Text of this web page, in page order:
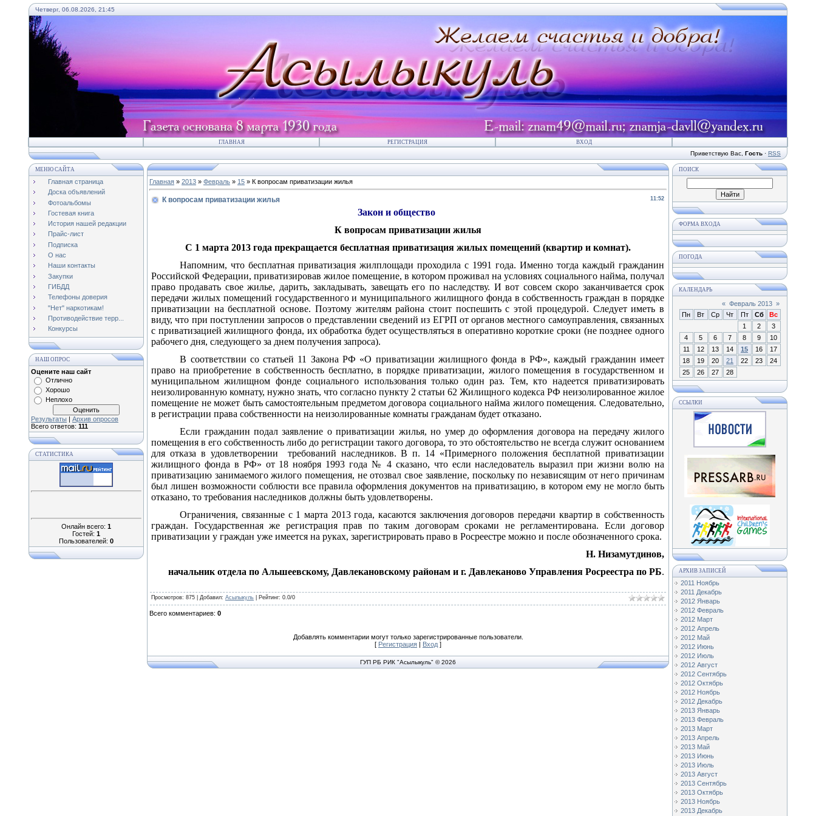
Четверг, 06.08.2026, 21:45
ГЛАВНАЯ РЕГИСТРАЦИЯ ВХОД
Приветствую Вас Гость · RSS
МЕНЮ САЙТА
Главная страница
Доска объявлений
Фотоальбомы
Гостевая книга
История нашей редакции
Прайс-лист
Подписка
О нас
Наши контакты
Закупки
ГИБДД
Телефоны доверия
"Нет" наркотикам!
Противодействие терр...
Конкурсы
НАШ ОПРОС
Оцените наш сайт
Отлично
Хорошо
Неплохо
Результаты | Архив опросов
Всего ответов: 111
СТАТИСТИКА
Онлайн всего: 1
Гостей: 1
Пользователей: 0
Главная » 2013 » Февраль » 15 » К вопросам приватизации жилья
11:52
К вопросам приватизации жилья
Закон и общество
К вопросам приватизации жилья
С 1 марта 2013 года прекращается бесплатная приватизация жилых помещений (квартир и комнат).
Напомним, что бесплатная приватизация жилплощади проходила с 1991 года. Именно тогда каждый гражданин
Российской Федерации, приватизировав жилое помещение, в котором проживал на условиях социального найма, получал
право продавать свое жилье, дарить, закладывать, завещать его по наследству. И вот совсем скоро заканчивается срок
передачи жилых помещений государственного и муниципального жилищного фонда в собственность граждан в порядке
приватизации на бесплатной основе. Поэтому жителям района стоит поспешить с этой процедурой. Следует иметь в
виду, что при поступлении запросов о представлении сведений из ЕГРП от органов местного самоуправления, связанных
с приватизацией жилищного фонда, их обработка будет осуществляться в оперативно короткие сроки (не позднее одного
рабочего дня, следующего за днем получения запроса).
В соответствии со статьей 11 Закона РФ «О приватизации жилищного фонда в РФ», каждый гражданин имеет
право на приобретение в собственность бесплатно, в порядке приватизации, жилого помещения в государственном и
муниципальном жилищном фонде социального использования только один раз. Тем, кто надеется приватизировать
неизолированную комнату, нужно знать, что согласно пункту 2 статьи 62 Жилищного кодекса РФ неизолированное жилое
помещение не может быть самостоятельным предметом договора социального найма жилого помещения. Следовательно,
в регистрации права собственности на неизолированные комнаты гражданам будет отказано.
Если гражданин подал заявление о приватизации жилья, но умер до оформления договора на передачу жилого
помещения в его собственность либо до регистрации такого договора, то это обстоятельство не всегда служит основанием
для отказа в удовлетворении
требований наследников. В п. 14 «Примерного положения бесплатной приватизации
жилищного фонда в РФ» от 18 ноября 1993 года № 4 сказано, что если наследователь выразил при жизни волю на
приватизацию занимаемого жилого помещения, не отозвал свое заявление, поскольку по независящим от него причинам
был лишен возможности соблюсти все правила оформления документов на приватизацию, в котором ему не могло быть
отказано, то требования наследников должны быть удовлетворены.
Ограничения, связанные с 1 марта 2013 года, касаются заключения договоров передачи квартир в собственность
граждан. Государственная же регистрация прав по таким договорам сроками не регламентирована. Если договор
приватизации у граждан уже имеется на руках, зарегистрировать право в Росреестре можно и после обозначенного срока.
Н. Низамутдинов,
начальник отдела по Альшеевскому, Давлекановскому районам и г. Давлеканово Управления Росреестра по РБ.
Просмотров: 875 | Добавил: Асылыкуль Рейтинг: 0.0/0
Всего комментариев: 0
Добавлять комментарии могут только зарегистрированные пользователи.
[ Регистрация | Вход ]
ГУП РБ РИК "Асылыкуль" © 2026
ПОИСК
ФОРМА ВХОДА
ПОГОДА
КАЛЕНДАРЬ
« Февраль 2013 »
Пн
Вт Ср Чт Пт Сб
Вс
1
2
3
4
5 6 7 8 9
10
11
12 13 14 15 16
17
18
19 20 21 22 23
24
25
26 27 28
ССЫЛКИ
АРХИВ ЗАПИСЕЙ
2011 Ноябрь
2011 Декабрь
2012 Январь
2012 Февраль
2012 Март
2012 Апрель
2012 Май
2012 Июнь
2012 Июль
2012 Август
2012 Сентябрь
2012 Октябрь
2012 Ноябрь
2012 Декабрь
2013 Январь
2013 Февраль
2013 Март
2013 Апрель
2013 Май
2013 Июнь
2013 Июль
2013 Август
2013 Сентябрь
2013 Октябрь
2013 Ноябрь
2013 Декабрь